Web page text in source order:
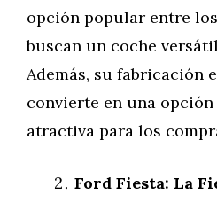
opción popular entre
buscan un coche
Además, su fabricación
convierte en una
atractiva para los
Ford Fiesta: La